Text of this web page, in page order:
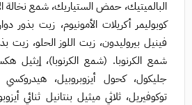
البالميتيك، حمض الستياريك، شمع نخالة
كوبوليمر أكريلات الأمونيوم، زيت بذور
فينيل بيروليدون، زيت اللوز الحلو، زيت
شمع الكرنوبا. (شمع الكرنوبا)، إيثيل
جليكول، كحول أيزوبروبيل، هيدروكسي
توكوفيريل، ثلاثي ميثيل بنتانيل ثنائي